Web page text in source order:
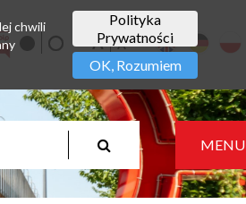
MENU
Polityka
Prywatności
OK, Rozumiem
chwili